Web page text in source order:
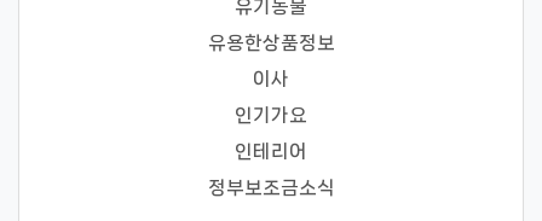
유기동물
유용한상품정보
이사
인기가요
인테리어
정부보조금소식